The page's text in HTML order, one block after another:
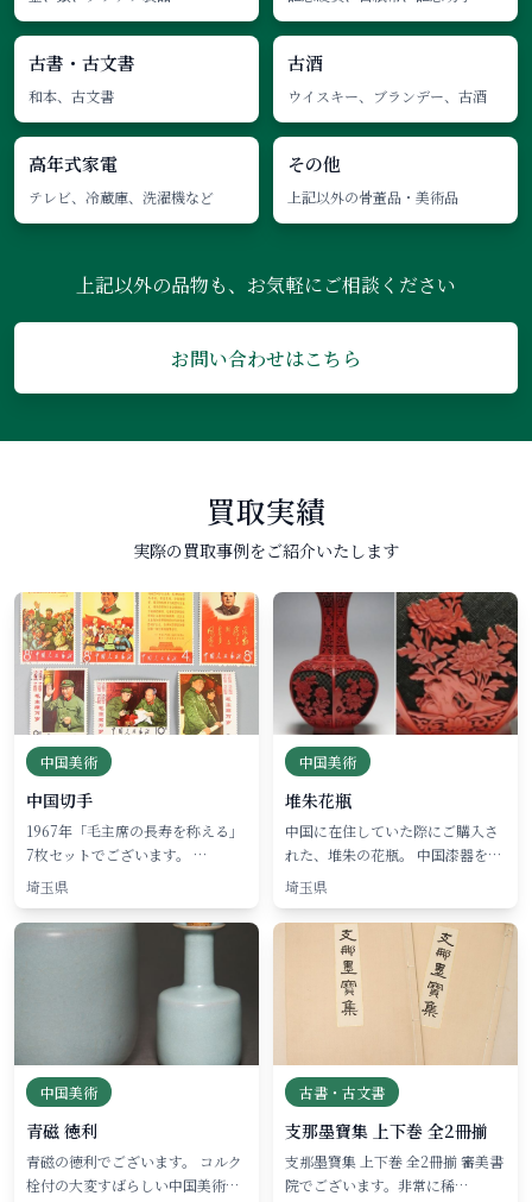
古書・古文書
和本、古文書
古酒
ウイスキー、ブランデー、古酒
高年式家電
テレビ、冷蔵庫、洗濯機など
その他
上記以外の骨董品・美術品
上記以外の品物も、お気軽にご相談ください
お問い合わせはこちら
買取実績
実際の買取事例をご紹介いたします
中国美術
中国切手
1967年「毛主席の長寿を称える」
7枚セットでございます。 …
埼玉県
中国美術
堆朱花瓶
中国に在住していた際にご購入さ
れた、堆朱の花瓶。 中国漆器を…
埼玉県
中国美術
青磁 徳利
青磁の徳利でございます。 コルク
栓付の大変すばらしい中国美術…
古書・古文書
支那墨寶集 上下巻 全2冊揃
支那墨寶集 上下巻 全2冊揃 審美書
院でございます。非常に稀…